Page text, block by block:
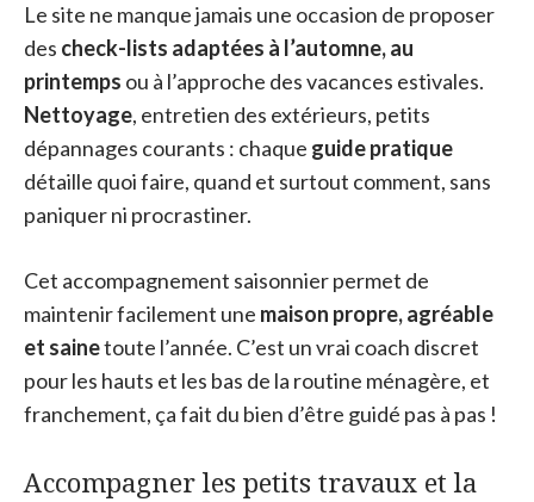
Le site ne manque jamais une occasion de proposer
des check-lists adaptées à l’automne, au
printemps ou à l’approche des vacances estivales.
Nettoyage, entretien des extérieurs, petits
dépannages courants : chaque guide pratique
détaille quoi faire, quand et surtout comment, sans
paniquer ni procrastiner.
Cet accompagnement saisonnier permet de
maintenir facilement une maison propre, agréable
et sainetoute l’année. C’est un vrai coach discret
pour les hauts et les bas de la routine ménagère, et
franchement, ça fait du bien d’être guidé pas à pas !
Accompagner les petits travaux et la